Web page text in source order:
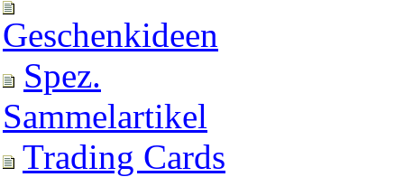
Geschenkideen
Spez.
Sammelartikel
Trading Cards